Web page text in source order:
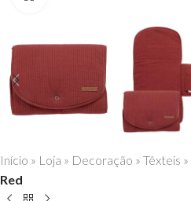
Início » Loja » Decoração » Têxteis »
Red